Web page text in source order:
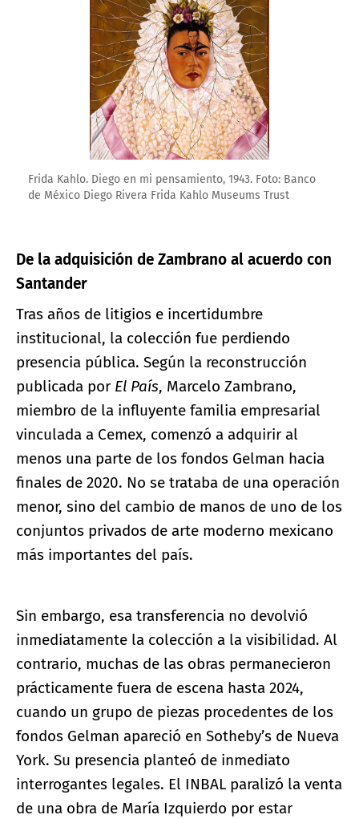
Frida Kahlo. Diego en mi pensamiento, 1943. Foto: Banco
de México Diego Rivera Frida Kahlo Museums Trust
De la adquisición de Zambrano al acuerdo con
Santander
Tras años de litigios e incertidumbre
institucional, la colección fue perdiendo
presencia pública. Según la reconstrucción
publicada por El País, Marcelo Zambrano,
miembro de la influyente familia empresarial
vinculada a Cemex, comenzó a adquirir al
menos una parte de los fondos Gelman hacia
finales de 2020. No se trataba de una operación
menor, sino del cambio de manos de uno de los
conjuntos privados de arte moderno mexicano
más importantes del país.
Sin embargo, esa transferencia no devolvió
inmediatamente la colección a la visibilidad. Al
contrario, muchas de las obras permanecieron
prácticamente fuera de escena hasta 2024,
cuando un grupo de piezas procedentes de los
fondos Gelman apareció en Sotheby’s de Nueva
York. Su presencia planteó de inmediato
interrogantes legales. El INBAL paralizó la venta
de una obra de María Izquierdo por estar